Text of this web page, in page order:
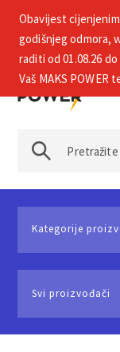
+385 1 2002
Kategorije
Svi proizvođači
Obavijest
godišnjeg odmora,
raditi od 01.08.26
Vaš MAKS POWER